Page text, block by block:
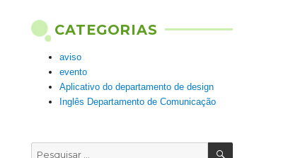
CATEGORIAS
aviso
evento
Aplicativo do departamento de design
Inglês Departamento de Comunicação
Pesquisar
PESQUISAR